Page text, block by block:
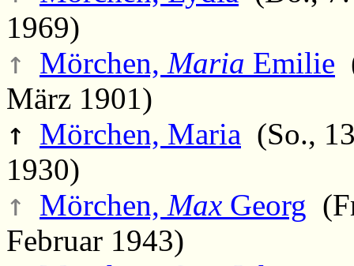
1969)
↑ Mörchen, Maria Emilie
März 1901)
↑ Mörchen, Maria (So.,
1930)
↑ Mörchen, Max Georg
Februar 1943)